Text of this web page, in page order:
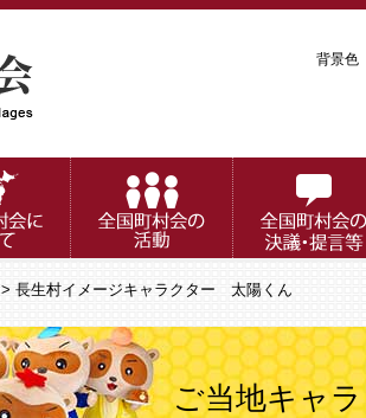
背景色
> 長生村イメージキャラクター 太陽くん
ご当地キャ